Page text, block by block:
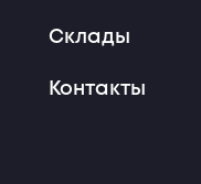
Склады
Контакты